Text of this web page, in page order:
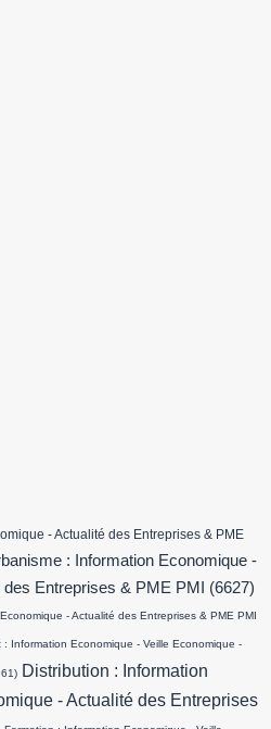
- Actualité des Entreprises & PME
: Information Economique -
Entreprises & PME PMI
(6627)
- Actualité des Entreprises & PME PMI
: Information Economique - Veille Economique -
Distribution : Information
- Actualité des Entreprises